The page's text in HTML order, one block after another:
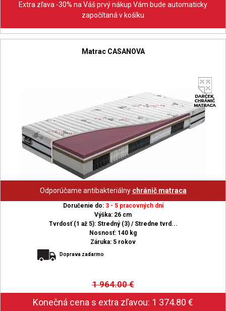
Extra zľava -30% na Váš prvý nákup Vám bude automaticky
započítaná v košíku
Matrac CASANOVA
Odporúčame antibakteriálny chránič matraca
Doručenie do: 3 - 5 pracovných dní
Výška: 26 cm
Tvrdosť (1 až 5): Stredný (3) / Stredne tvrd...
Nosnosť: 140 kg
Záruka: 5 rokov
Doprava zadarmo
1 964.00€